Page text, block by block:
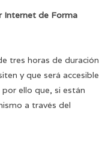
Internet de Forma
tres horas de duración
y que será accesible
ello que, si están
a través del